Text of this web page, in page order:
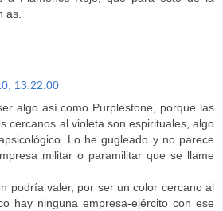
as.
13:22:00
algo así como Purplestone, porque las
cercanos al violeta son espirituales, algo
Lo he gugleado y no parece
militar o paramilitar que se llame
podría valer, por ser un color cercano al
hay ninguna empresa-ejército con ese